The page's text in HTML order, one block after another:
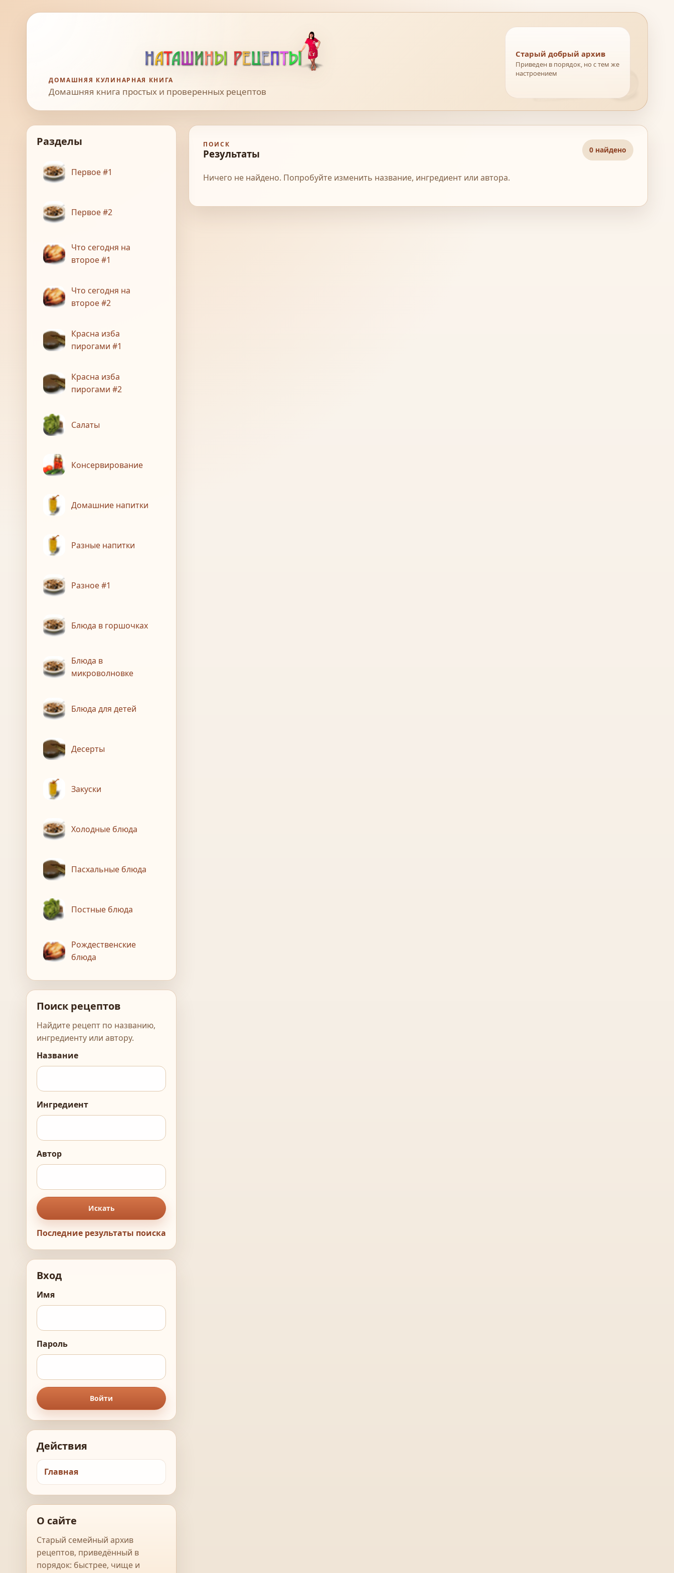
ДОМАШНЯЯ КУЛИНАРНАЯ КНИГА
Домашняя книга простых и проверенных рецептов
Старый добрый архив
Приведен в порядок, но с тем же
настроением
Разделы
Первое #1
Первое #2
Что сегодня на
второе #1
Что сегодня на
второе #2
Красна изба
пирогами #1
Красна изба
пирогами #2
Салаты
Консервирование
Домашние напитки
Разные напитки
Разное #1
Блюда в горшочках
Блюда в
микроволновке
Блюда для детей
Десерты
Закуски
Холодные блюда
Пасхальные блюда
Постные блюда
Рождественские
блюда
Поиск рецептов
Найдите рецепт по названию,
ингредиенту или автору.
Название
Ингредиент
Автор
Искать
Последние результаты поиска
Вход
Имя
Пароль
Войти
Действия
Главная
О сайте
Старый семейный архив
рецептов, приведённый в
порядок: быстрее, чище и
ПОИСК
Результаты 0 найдено
Ничего не найдено. Попробуйте изменить название, ингредиент или автора.